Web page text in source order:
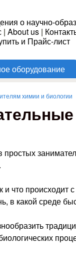
о научно-
| About us |
и Прайс-лист
оборудование
химии и биологии
что происходит
в какой среде